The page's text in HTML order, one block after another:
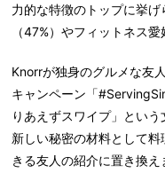
力的な特徴のトップに挙
（47%）やフィットネス
Knorrが独身のグルメな友
キャンペーン「
りあえずスワイプ」とい
新しい秘密の材料として
きる友人の紹介に置き換